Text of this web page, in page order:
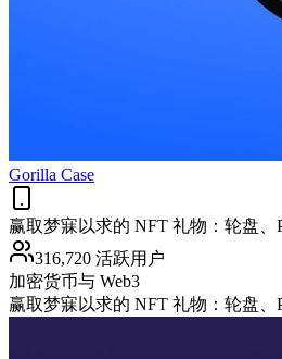
Gorilla Case
赢取梦寐以求的 NFT 礼物：轮盘、
316,720 活跃用户
加密货币与 Web3
赢取梦寐以求的 NFT 礼物：轮盘、